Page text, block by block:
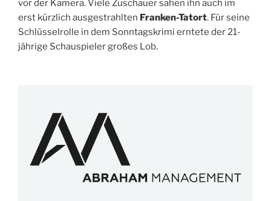
vor der Kamera. Viele Zuschauer sahen ihn auch im
erst kürzlich ausgestrahlten Franken-Tatort. Für seine
Schlüsselrolle in dem Sonntagskrimi erntete der 21-
jährige Schauspieler großes Lob.